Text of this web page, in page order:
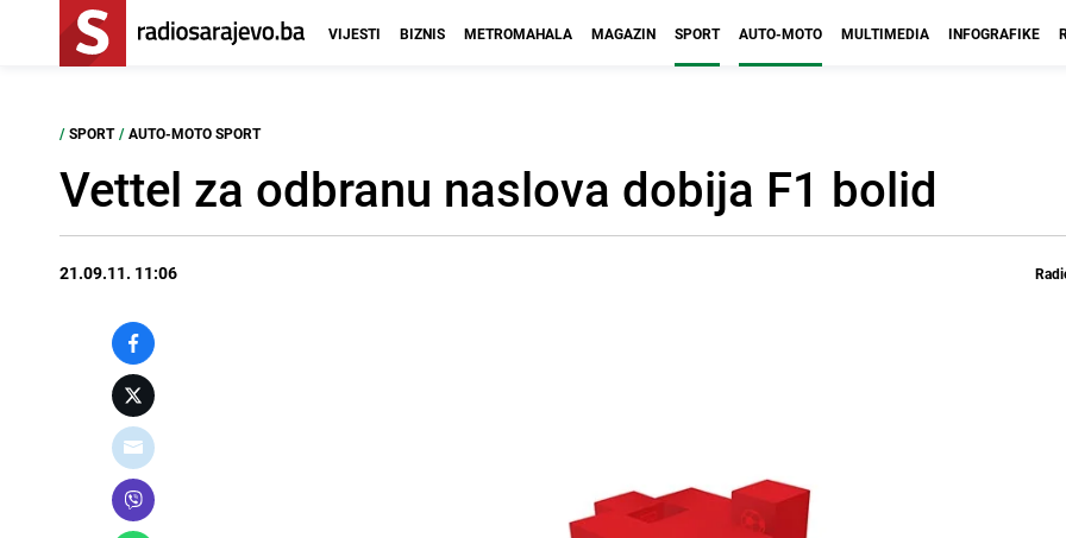
VIJESTI BIZNIS METROMAHALA MAGAZIN SPORT AUTO-MOTO MULTIMEDIA INFOGRAFIKE
/ SPORT / AUTO-MOTO SPORT
Vettel za odbranu naslova dobija F1 bolid
21.09.11. 11:06